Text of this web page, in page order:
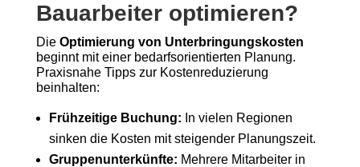
Bauarbeiter optimieren?
Die Optimierung von Unterbringungskosten
beginnt mit einer bedarfsorientierten Planung.
Praxisnahe Tipps zur Kostenreduzierung
beinhalten:
Frühzeitige Buchung: In vielen Regionen
sinken die Kosten mit steigender Planungszeit.
Gruppenunterkünfte: Mehrere Mitarbeiter in